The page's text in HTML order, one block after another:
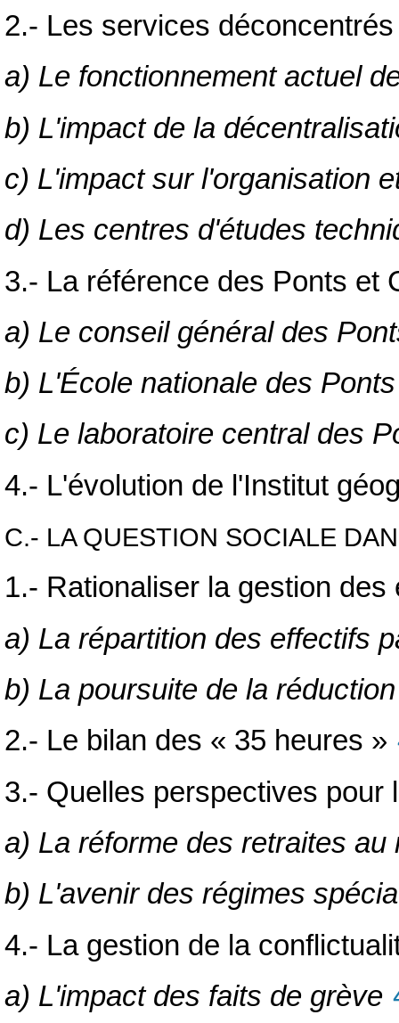
2.- Les services
a) Le fonctionnement actuel
b) L'impact de la
c) L'impact sur l'organisation
d) Les centres d'études
3.- La référence des Ponts et
a) Le conseil général des
b) L'École nationale des
c) Le laboratoire central des
4.- L'évolution de l'Institut
C.- LA QUESTION SOCIALE
1.- Rationaliser la gestion
a) La répartition des effectifs
b) La poursuite de la
2.- Le bilan des « 35 heures »
3.- Quelles perspectives pour
a) La réforme des retraites au
b) L'avenir des régimes
4.- La gestion de la
a) L'impact des faits de grève